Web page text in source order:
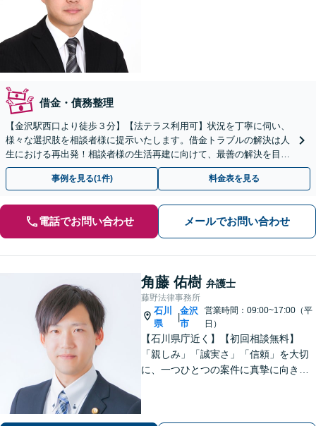
借金・債務整理
【金沢駅西口より徒歩３分】【法テラス利用可】状況を丁寧に伺い、
様々な選択肢を相談者様に提示いたします。借金トラブルの解決は人
生における再出発！相談者様の生活再建に向けて、最善の解決を目指
します【初回面談無料】お気軽にご相談ください。
事例を見る(1件) 料金表を見る
電話でお問い合わせ メールでお問い合わせ
角藤 佑樹 弁護士
藤野法律事務所
石川
県
|
金沢
市
営業時間：09:00~17:00（平
日）
【石川県庁近く】【初回相談無料】
「親しみ」「誠実さ」「信頼」を大切
に、一つひとつの案件に真摯に向き合